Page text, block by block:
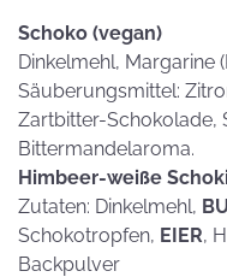
Schoko (vegan)
Dinkelmehl, Margarine
Säuberungsmittel:
Zartbitter-Schokolade,
Bittermandelaroma.
Himbeer-weiße
Zutaten: Dinkelmehl,
Schokotropfen, EIER,
Backpulver